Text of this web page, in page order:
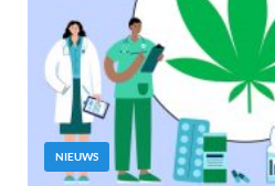
NIEUWS